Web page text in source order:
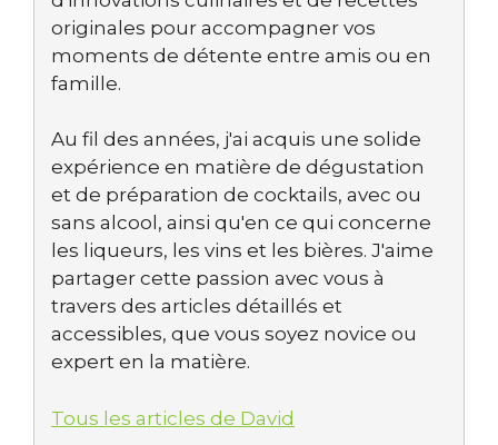
originales pour accompagner vos
moments de détente entre amis ou en
famille.
Au fil des années, j'ai acquis une solide
expérience en matière de dégustation
et de préparation de cocktails, avec ou
sans alcool, ainsi qu'en ce qui concerne
les liqueurs, les vins et les bières. J'aime
partager cette passion avec vous à
travers des articles détaillés et
accessibles, que vous soyez novice ou
expert en la matière.
Tous les articles de David